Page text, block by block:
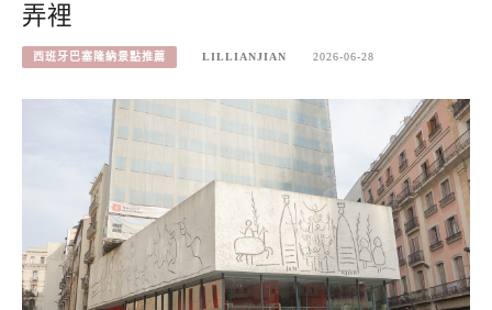
弄裡
西班牙巴塞隆納景點推薦 LILLIANJIAN 2026-06-28